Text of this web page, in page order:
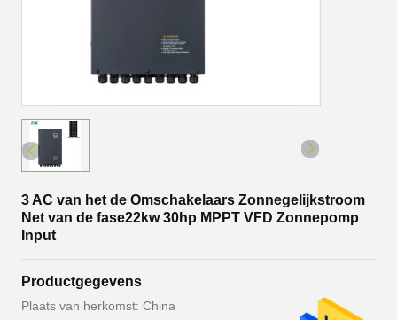
3 AC van het de Omschakelaars Zonnegelijkstroom
Net van de fase22kw 30hp MPPT VFD Zonnepomp
Input
Productgegevens
Plaats van herkomst: China